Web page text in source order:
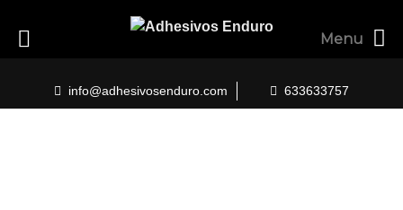
content
info@adhesivosenduro.com 633633757
Menu